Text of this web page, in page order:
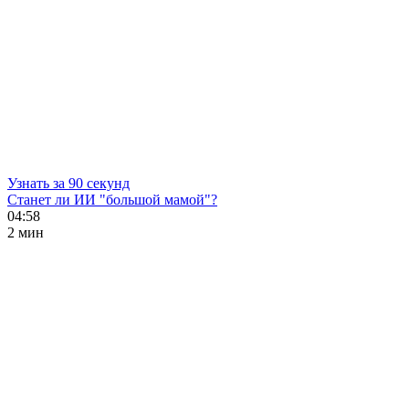
Узнать за 90 секунд
Станет ли ИИ "большой мамой"?
04:58
2 мин